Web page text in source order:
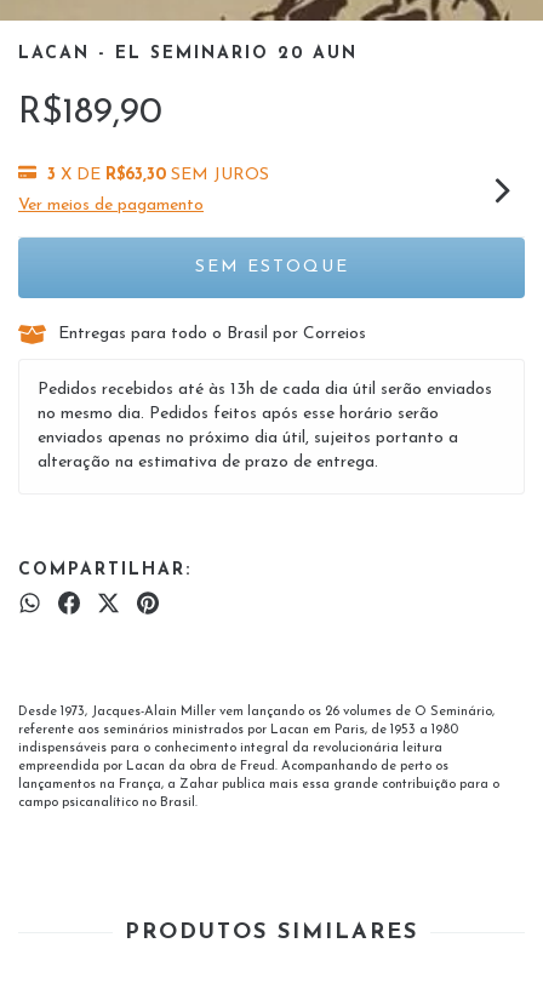
LACAN - EL SEMINARIO 20 AUN
R$189,90
3 X DE R$63,30 SEM JUROS
Ver meios de pagamento
Entregas para todo o Brasil por Correios
Pedidos recebidos até às 13h de cada dia útil serão enviados
no mesmo dia. Pedidos feitos após esse horário serão
enviados apenas no próximo dia útil, sujeitos portanto a
alteração na estimativa de prazo de entrega.
COMPARTILHAR:
Desde 1973, Jacques-Alain Miller vem lançando os 26 volumes de O Seminário,
referente aos seminários ministrados por Lacan em Paris, de 1953 a 1980
indispensáveis para o conhecimento integral da revolucionária leitura
empreendida por Lacan da obra de Freud. Acompanhando de perto os
lançamentos na França, a Zahar publica mais essa grande contribuição para o
campo psicanalítico no Brasil.
PRODUTOS SIMILARES